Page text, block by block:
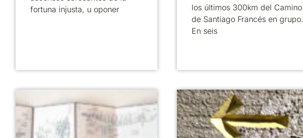
fortuna injusta, u oponer
los últimos 300km del Camino
de Santiago Francés en grupo.
En seis